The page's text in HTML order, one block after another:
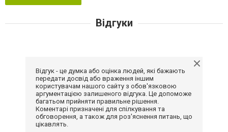
Відгуки
Відгук - це думка або оцінка людей, які бажають
передати досвід або враження іншим
користувачам нашого сайту з обов'язковою
аргументацією залишеного відгука. Це допоможе
багатьом прийняти правильне рішення.
Коментарі призначені для спілкування та
обговорення, а також для роз'яснення питань, що
цікавлять.